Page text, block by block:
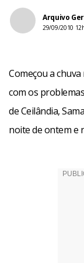
Arquivo
29/09/2010
Começou a
com os
de Ceilândia,
noite de ontem e